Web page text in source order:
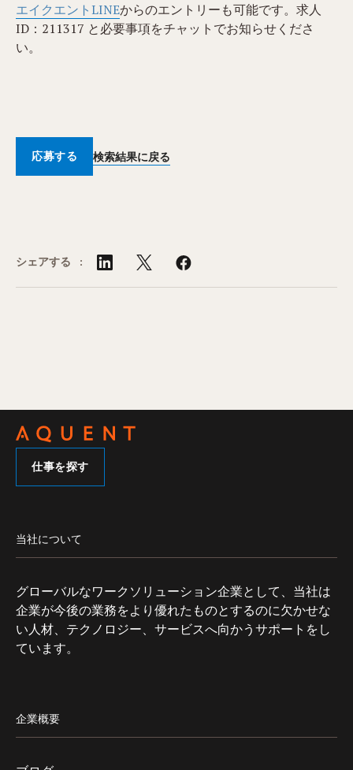
エイクエントLINEからのエントリーも可能です。求人
ID：211317​​ と必要事項をチャットでお知らせくださ
い。
応募する 検索結果に戻る
シェアする :
仕事を探す
当社について
グローバルなワークソリューション企業として、当社は
企業が今後の業務をより優れたものとするのに欠かせな
い人材、テクノロジー、サービスへ向かうサポートをし
ています。
企業概要